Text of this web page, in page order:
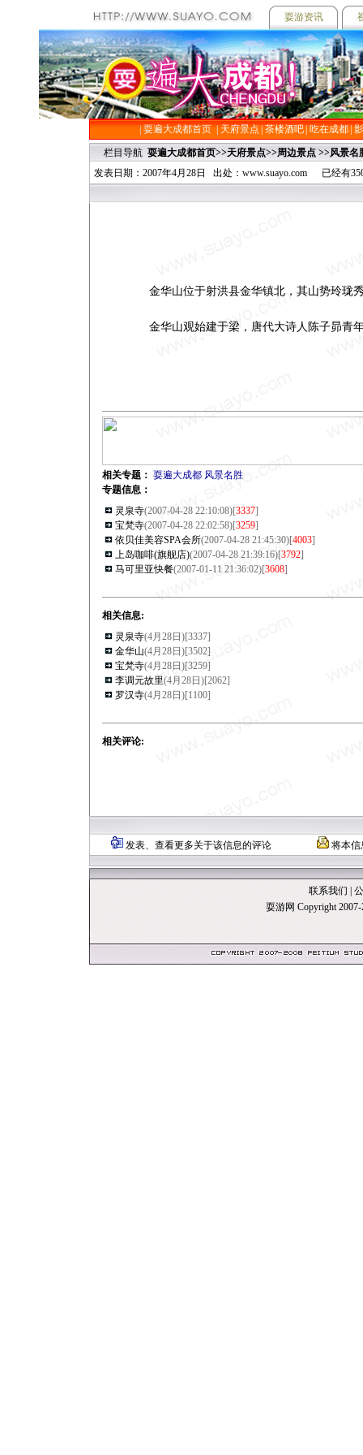
耍游资讯
耍遍大成都首页 | 天府景点 | 茶楼酒吧 | 吃在成都 |
栏目导航 耍遍大成都首页>>天府景点>>周边景点 >>风景名
发表日期：2007年4月28日 出处：www.suayo.com 已经有
金华山位于射洪县金华镇北，其山势玲珑
金华山观始建于梁，唐代大诗人陈子昴青
相关专题： 耍遍大成都 风景名胜
专题信息：
灵泉寺(2007-04-28 22:10:08)[3337]
宝梵寺(2007-04-28 22:02:58)[3259]
依贝佳美容SPA会所(2007-04-28 21:45:30)[4003]
上岛咖啡(旗舰店)(2007-04-28 21:39:16)[3792]
马可里亚快餐(2007-01-11 21:36:02)[3608]
相关信息:
灵泉寺(4月28日)[3337]
金华山(4月28日)[3502]
宝梵寺(4月28日)[3259]
李调元故里(4月28日)[2062]
罗汉寺(4月28日)[1100]
相关评论:
发表、查看更多关于该信息的评论 将本信
联系我们
耍游网 Copyright